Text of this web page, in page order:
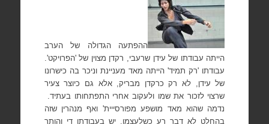
ההפתעה הגדולה של הערב
הייתה עבודתו של עידן שרעבי, רקדן מצוין של 'הפרויקט'.
עבודתו 'רק תמיד' הייתה מאד מעניינת וניכר בה כישרונו
של עידן, לא רק כרקדן מבריק, אלא גם כיוצר צעיר
שרצוי לזכור את שמו ולעקוב אחרי התפתחותו בעתיד.
נדמה שהוא מאד מושפע מפורסייית' ואף מנהרין שזה
בהחלט לא דבר רע כשלעצמו. יש בעבודתו די והותר